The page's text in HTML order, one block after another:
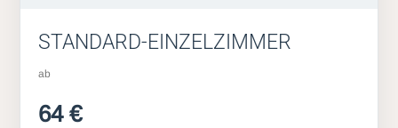
STANDARD-EINZELZIMMER
ab
64 €